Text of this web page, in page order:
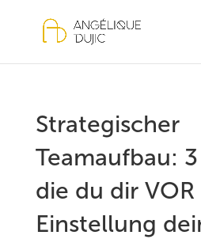
Strategischer
Teamaufbau:
die du dir
Einstellung